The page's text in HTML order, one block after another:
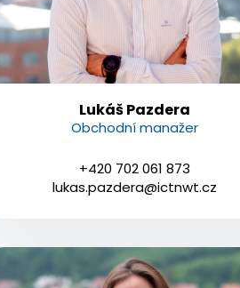
Lukáš Pazdera
Obchodní manažer
+420 702 061 873
lukas.pazdera@ictnwt.cz